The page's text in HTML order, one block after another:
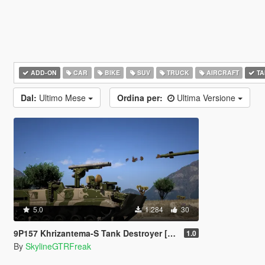
ADD-ON CAR BIKE SUV TRUCK AIRCRAFT
Dal: Ultimo Mese Ordina per: Ultima Versione
5.0 1.284 30
9P157 Khrizantema-S Tank Destroyer [Add-On] 1.0
By SkylineGTRFreak